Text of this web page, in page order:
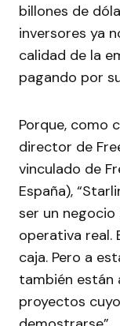
billones de
inversores ya
calidad de la
pagando por
Porque, como
director de
vinculado de
España),
ser un
operativa real.
caja. Pero a
también están
proyectos